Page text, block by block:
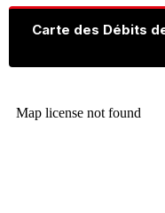
Carte des Débits